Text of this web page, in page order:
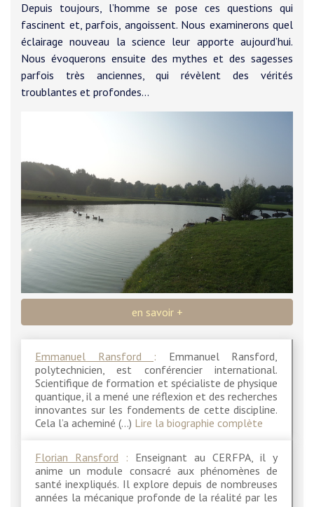
Depuis toujours, l’homme se pose ces questions qui
fascinent et, parfois, angoissent. Nous examinerons quel
éclairage nouveau la science leur apporte aujourd’hui.
Nous évoquerons ensuite des mythes et des sagesses
parfois très anciennes, qui révèlent des vérités
troublantes et profondes...
en savoir +
Emmanuel Ransford : Emmanuel Ransford,
polytechnicien, est conférencier international.
Scientifique de formation et spécialiste de physique
quantique, il a mené une réflexion et des recherches
innovantes sur les fondements de cette discipline.
Cela l’a acheminé (…) Lire la biographie complète
Florian Ransford : Enseignant au CERFPA, il y
anime un module consacré aux phénomènes de
santé inexpliqués. Il explore depuis de nombreuses
années la mécanique profonde de la réalité par les